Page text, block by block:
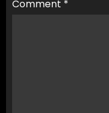
Comment *